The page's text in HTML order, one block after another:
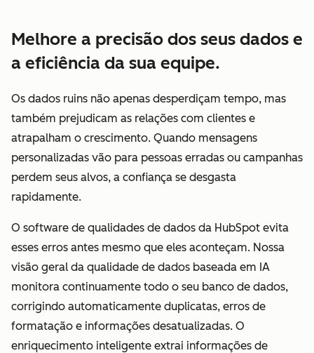
Melhore a precisão dos seus dados e
a eficiência da sua equipe.
Os dados ruins não apenas desperdiçam tempo, mas
também prejudicam as relações com clientes e
atrapalham o crescimento. Quando mensagens
personalizadas vão para pessoas erradas ou campanhas
perdem seus alvos, a confiança se desgasta
rapidamente.
O software de qualidades de dados da HubSpot evita
esses erros antes mesmo que eles aconteçam. Nossa
visão geral da qualidade de dados baseada em IA
monitora continuamente todo o seu banco de dados,
corrigindo automaticamente duplicatas, erros de
formatação e informações desatualizadas. O
enriquecimento inteligente extrai informações de